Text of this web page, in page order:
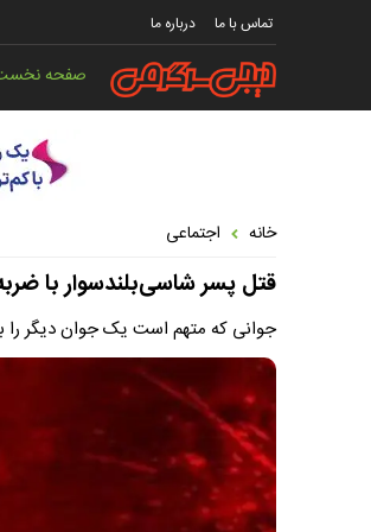
تماس با ما درباره ما
صفحه
خانه اجتماعی
قتل پسر شاسی‌بلندسوار با
جوانی که متهم است یک جوان دیگر را